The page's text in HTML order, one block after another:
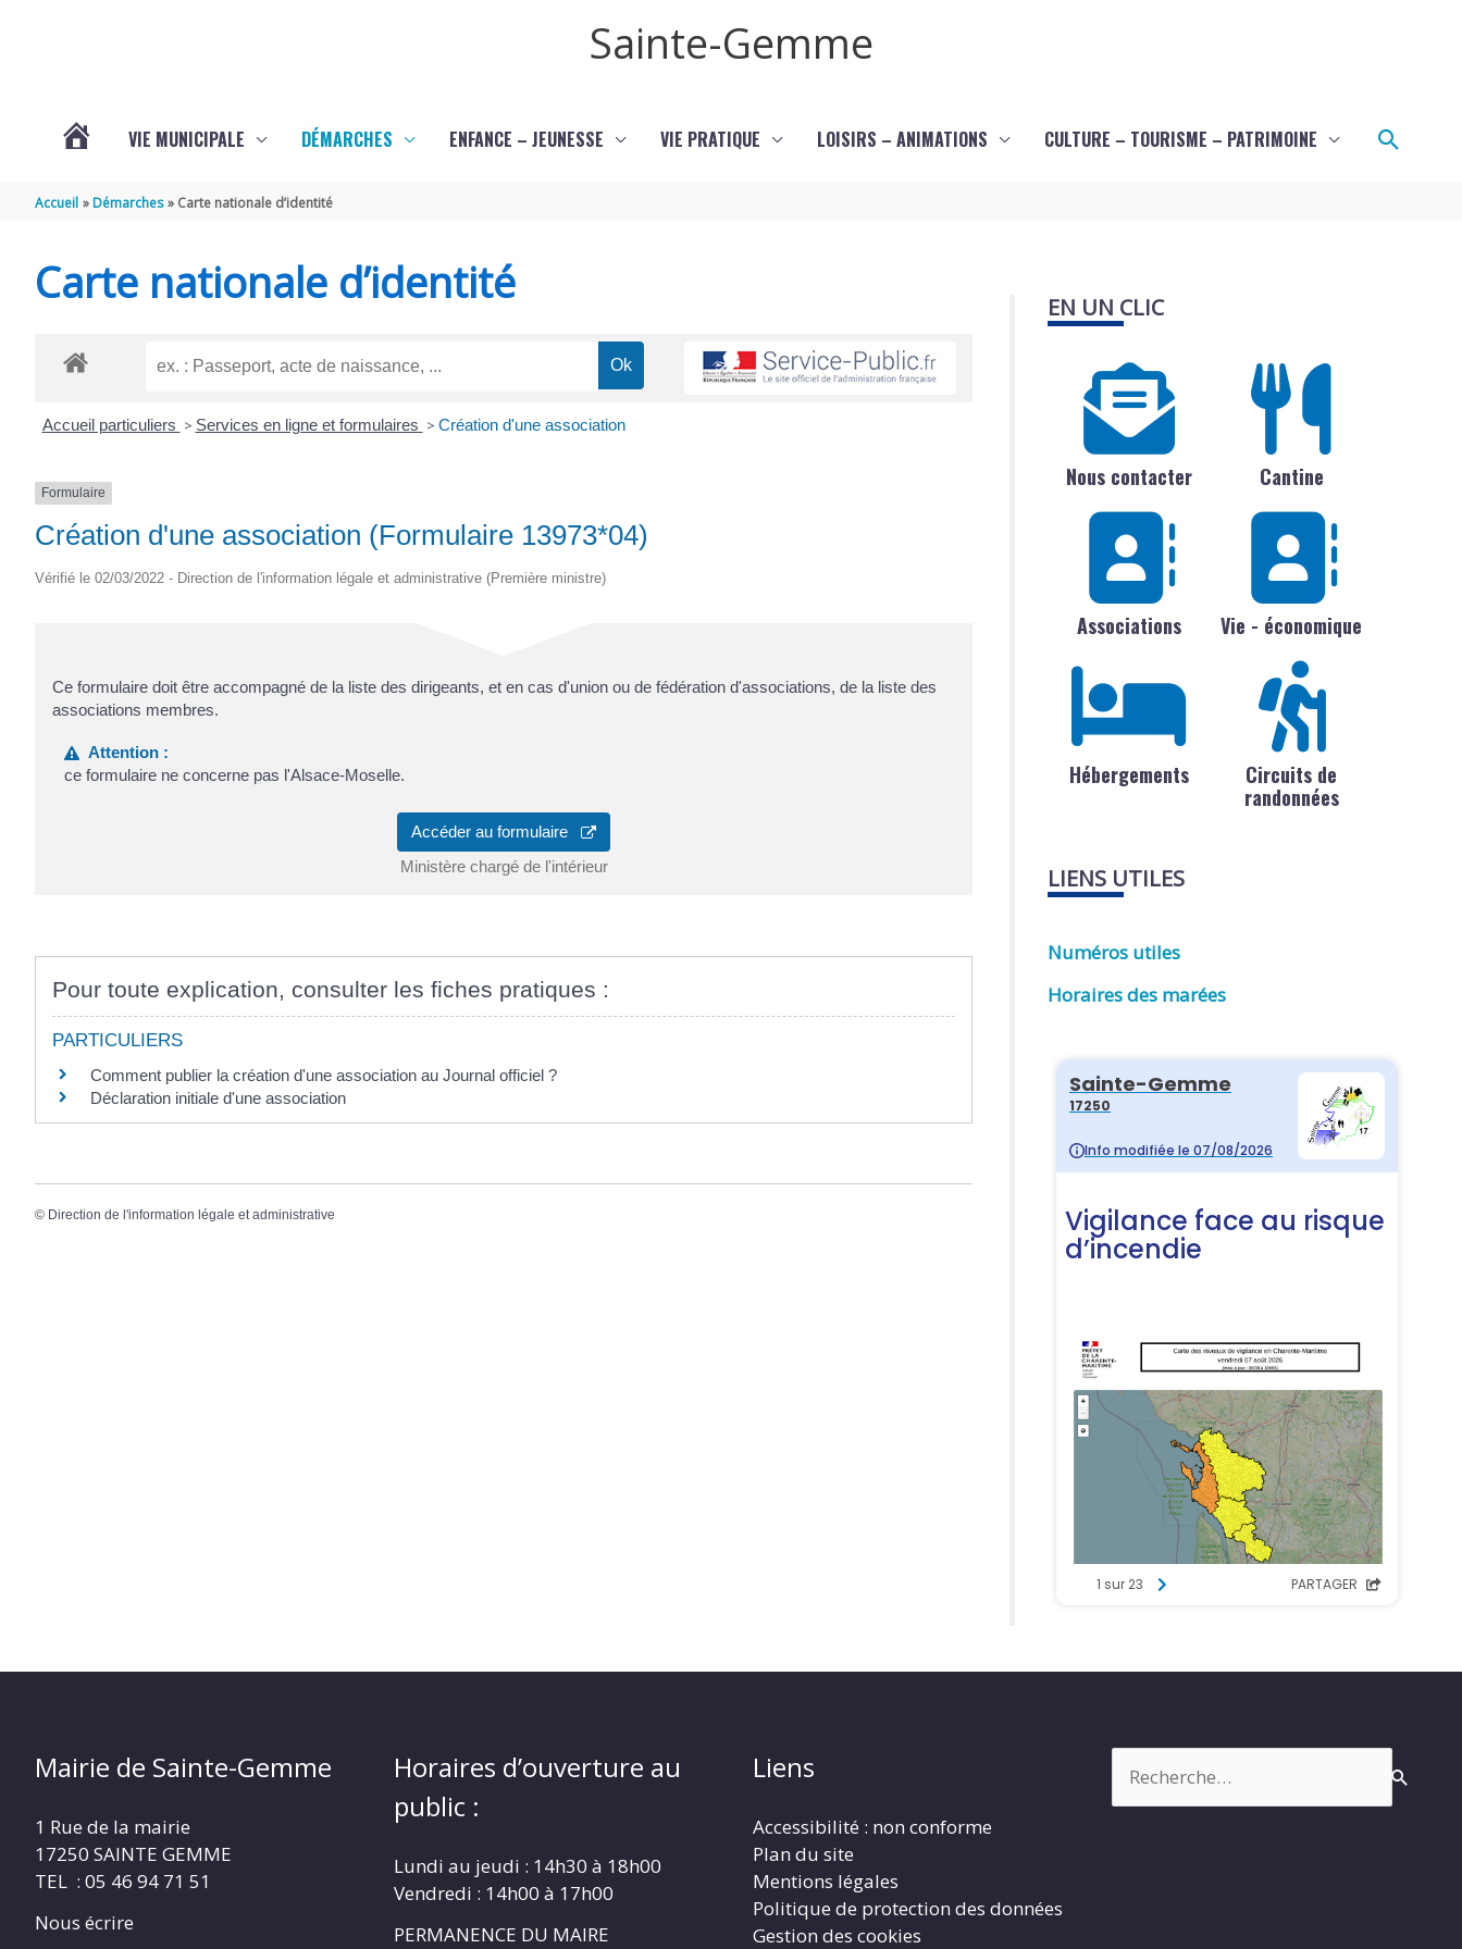
Sainte-Gemme
GEMME
VIE MUNICIPALE DÉMARCHES ENFANCE – JEUNESSE VIE PRATIQUE LOISIRS – ANIMATIONS CULTURE – TOURISME – PATRIMOINE
Accueil Démarches Carte nationale d’identité
Carte nationale d’identité
Accueil particuliers > Services en ligne et formulaires > Création d'une association
Formulaire
Création d'une association (Formulaire 13973*04)
Vérifié le 02/03/2022 - Direction de l'information légale et administrative (Première ministre)
Ce formulaire doit être accompagné de la liste des dirigeants, et en cas d'union ou de fédération d'associations, de la liste des
associations membres.
Attention :
ce formulaire ne concerne pas l'Alsace-Moselle.
Accéder au formulaire
Ministère chargé de l'intérieur
Pour toute explication, consulter les fiches pratiques :
PARTICULIERS
Comment publier la création d'une association au Journal officiel ?
Déclaration initiale d'une association
© Direction de l'information légale et administrative
EN UN CLIC
Nous contacter Cantine
Associations Vie - économique
Hébergements
Circuits de
randonnées
LIENS UTILES
Numéros utiles
Horaires des marées
Mairie de Sainte-Gemme
1 Rue de la mairie
17250 SAINTE GEMME
TEL : 05 46 94 71 51
Nous écrire
Horaires d’ouverture au
public :
Lundi au jeudi : 14h30 à 18h00
Vendredi : 14h00 à 17h00
PERMANENCE DU MAIRE
Liens
Accessibilité : non conforme
Plan du site
Mentions légales
Politique de protection des données
Gestion des cookies